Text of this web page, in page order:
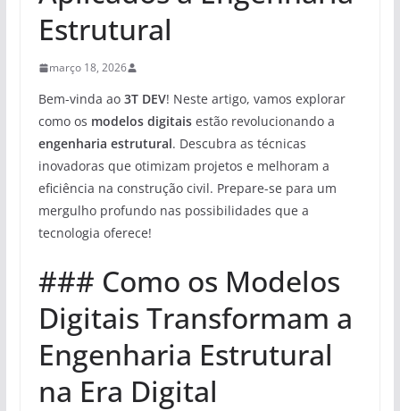
Estrutural
março 18, 2026
Bem-vinda ao 3T DEV! Neste artigo, vamos explorar
como os modelos digitaisestão revolucionando a
engenharia estrutural. Descubra as técnicas
inovadoras que otimizam projetos e melhoram a
eficiência na construção civil. Prepare-se para um
mergulho profundo nas possibilidades que a
tecnologia oferece!
### Como os Modelos
Digitais Transformam a
Engenharia Estrutural
na Era Digital